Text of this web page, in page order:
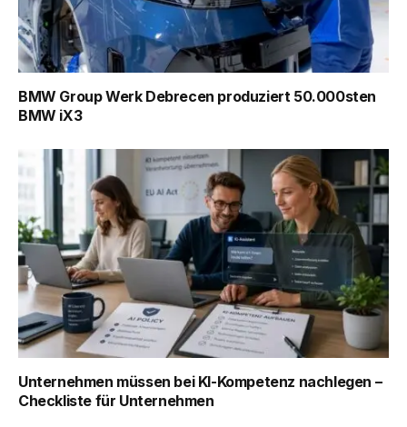
BMW Group Werk Debrecen produziert 50.000sten
BMW iX3
Unternehmen müssen bei KI-Kompetenz nachlegen –
Checkliste für Unternehmen